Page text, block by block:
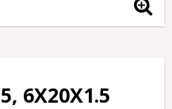
6X20X1.5